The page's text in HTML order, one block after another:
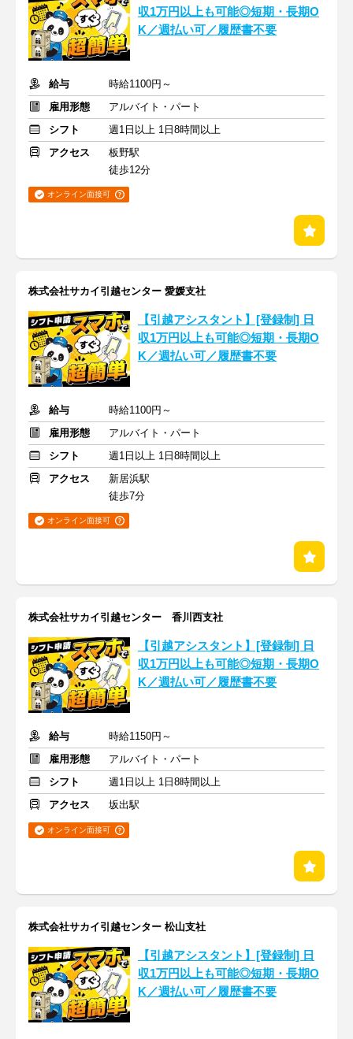
収1万円以上も可能◎短期・長期O
K／週払い可／履歴書不要
給与
時給1100円～
雇用形態
アルバイト・パート
シフト
週1日以上 1日8時間以上
アクセス
板野駅
徒歩12分
オンライン面接可
株式会社サカイ引越センター 愛媛支社
【引越アシスタント】[登録制] 日
収1万円以上も可能◎短期・長期O
K／週払い可／履歴書不要
給与
時給1100円～
雇用形態
アルバイト・パート
シフト
週1日以上 1日8時間以上
アクセス
新居浜駅
徒歩7分
オンライン面接可
株式会社サカイ引越センター 香川西支社
【引越アシスタント】[登録制] 日
収1万円以上も可能◎短期・長期O
K／週払い可／履歴書不要
給与
時給1150円～
雇用形態
アルバイト・パート
シフト
週1日以上 1日8時間以上
アクセス
坂出駅
オンライン面接可
株式会社サカイ引越センター 松山支社
【引越アシスタント】[登録制] 日
収1万円以上も可能◎短期・長期O
K／週払い可／履歴書不要